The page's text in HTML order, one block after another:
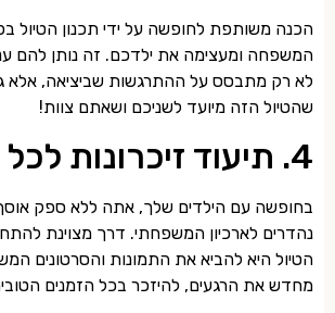
הכנה משותפת לחופשה על ידי תכנון הטיול
המשפחה ומעצימה את ילדכם. זה נותן להם
לא רק מתבסס על ההתרגשות שביציאה, אלא
שהטיול הזה מיועד לשניכם ושאתם צוות!
4. תיעוד זיכרונות לכל החיים
בחופשה עם הילדים שלך, אתה ללא ספק אוסף
נהדרים לארכיון המשפחתי. דרך מצוינת
הטיול היא להביא את התמונות והסרטונים
מחדש את הרגעים, להיזכר בכל הזמנים